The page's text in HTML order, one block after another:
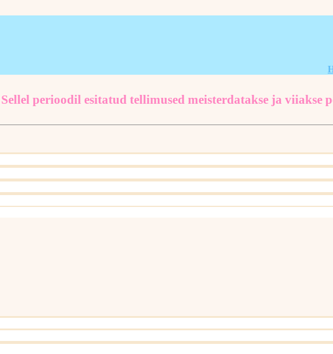
perioodil esitatud tellimused meisterdatakse ja viiakse